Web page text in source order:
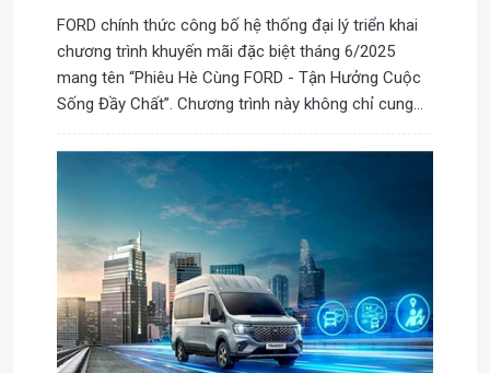
FORD chính thức công bố hệ thống đại lý triển khai
chương trình khuyến mãi đặc biệt tháng 6/2025
mang tên “Phiêu Hè Cùng FORD - Tận Hưởng Cuộc
Sống Đầy Chất”. Chương trình này không chỉ cung
mang đến trải nghiệm lái xe tuyệt vời với các mẫu xe
của FORD. Đây là cơ hội để khách hàng khám phá và
tận dụng những công nghệ tiên tiến, cũng như phong
cách sống năng động mà FORD mang lại. Hãy nhanh
tay tham gia để không bỏ lỡ những phần quà giá trị!